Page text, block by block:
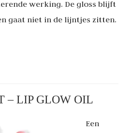
werking. De gloss blijft
gaat niet in de lijntjes zitten.
– LIP GLOW OIL
Een